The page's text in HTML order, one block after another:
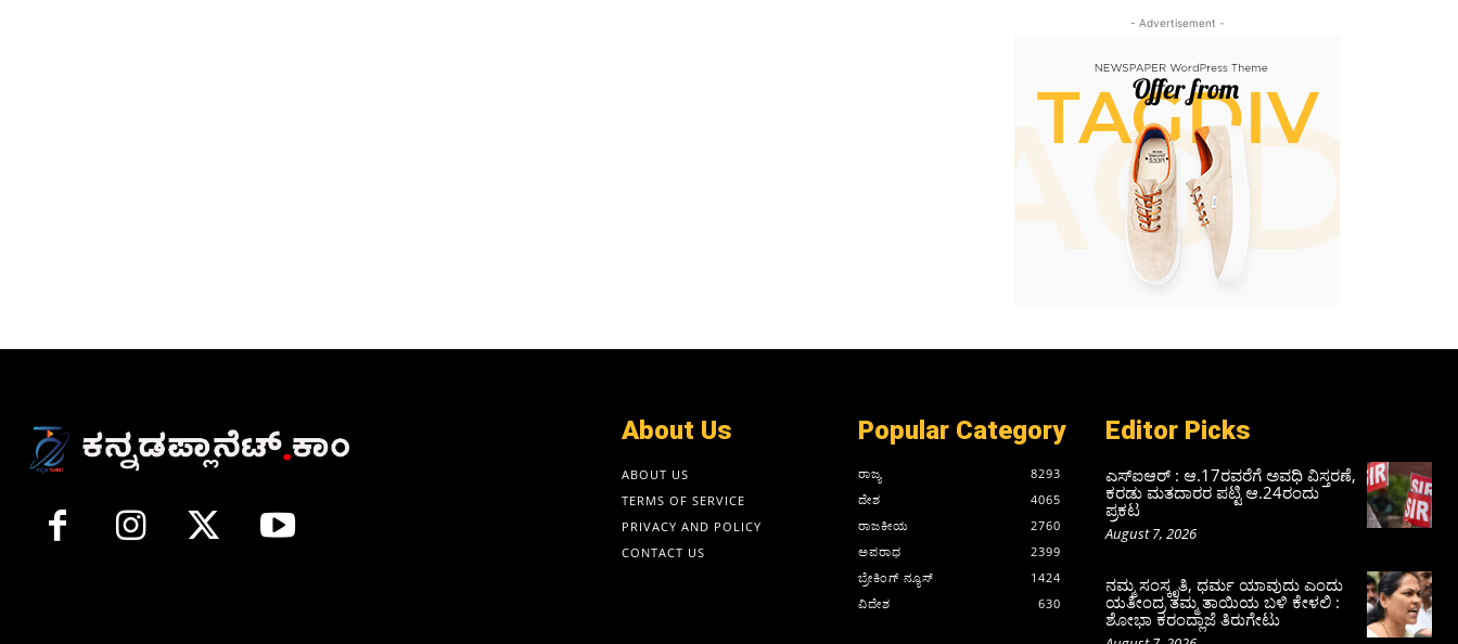
- Advertisement -
About Us
ABOUT US
TERMS OF SERVICE
PRIVACY AND POLICY
CONTACT US
Popular Category
ರಾಜ್ಯ
8293
ದೇಶ
4065
ರಾಜಕೀಯ
2760
ಅಪರಾಧ
2399
ಬ್ರೇಕಿಂಗ್ ನ್ಯೂಸ್
1424
ವಿದೇಶ
630
Editor Picks
ಎಸ್‌ಐಆರ್‌ : ಆ.17ರವರೆಗೆ ಅವಧಿ ವಿಸ್ತರಣೆ,
ಕರಡು ಮತದಾರರ ಪಟ್ಟಿ ಆ.24ರಂದು
ಪ್ರಕಟ
August 7, 2026
ನಮ್ಮ ಸಂಸ್ಕೃತಿ, ಧರ್ಮ ಯಾವುದು ಎಂದು
ಯತೀಂದ್ರ ತಮ್ಮ ತಾಯಿಯ ಬಳಿ ಕೇಳಲಿ :
ಶೋಭಾ ಕರಂದ್ಲಾಜೆ ತಿರುಗೇಟು